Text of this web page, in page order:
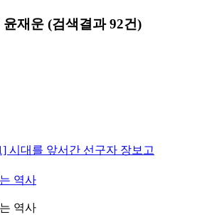
윤재운 (검색결과 92건)
시대를 앞서간 선구자 장보고
역사
역사